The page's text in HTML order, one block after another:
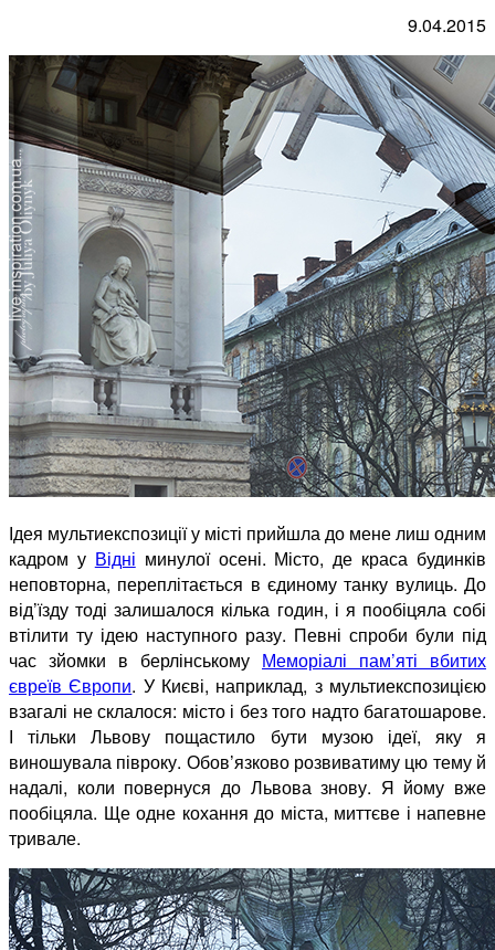
9.04.2015
Ідея мультиекспозиції у місті прийшла до мене лиш одним
кадром у Відні минулої осені. Місто, де краса будинків
неповторна, переплітається в єдиному танку вулиць. До
від’їзду тоді залишалося кілька годин, і я пообіцяла собі
втілити ту ідею наступного разу. Певні спроби були під
час зйомки в берлінському Меморіалі пам’яті вбитих
євреїв Європи. У Києві, наприклад, з мультиекспозицією
взагалі не склалося: місто і без того надто багатошарове.
І тільки Львову пощастило бути музою ідеї, яку я
виношувала півроку. Обов’язково розвиватиму цю тему й
надалі, коли повернуся до Львова знову. Я йому вже
пообіцяла. Ще одне кохання до міста, миттєве і напевне
тривале.